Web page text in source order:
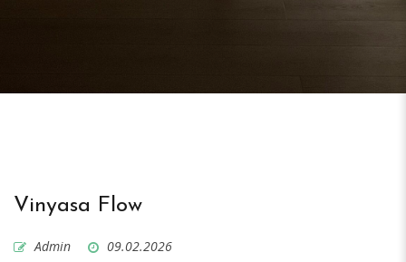
Vinyasa Flow
Admin 09.02.2026